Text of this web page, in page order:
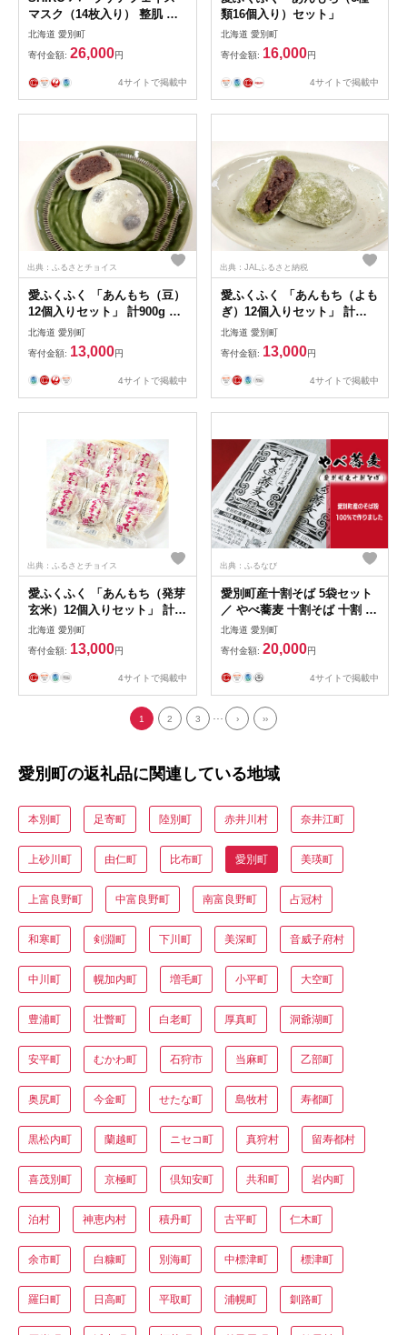
マスク（14枚入り） 整肌 ひ
きしめ 北海道 愛別町
北海道 愛別町
寄付金額: 26,000円
4サイトで掲載中
類16個入り）セット」
北海道 愛別町
寄付金額: 16,000円
4サイトで掲載中
出典：ふるさとチョイス
愛ふくふく 「あんもち（豆）
12個入りセット」 計900g 豆
まめ マメ 餅 もち モチ あん
もち 餡もち 餡モチ あん餅 あ
ん餅 あん餅 杵つき 餅米 もち
米 モチ米 国産
北海道 愛別町
寄付金額: 13,000円
4サイトで掲載中
出典：JALふるさと納税
愛ふくふく 「あんもち（よも
ぎ）12個入りセット」 計
900g よもぎ 蓬 ヨモギ 餅 も
ち モチ あんもち 餡もち 餡モ
チ あん餅 あん餅 あん餅 杵つ
き 餅米 もち米 モチ米 国産
北海道 愛別町
寄付金額: 13,000円
4サイトで掲載中
出典：ふるさとチョイス
愛ふくふく 「あんもち（発芽
玄米）12個入りセット」 計
900g 発芽玄米 玄米 げんまい
餅 もち モチ あんもち 餡もち
餡モチ あん餅 あん餅 あん餅
杵つき 餅米 もち米 モチ米 国
北海道 愛別町
寄付金額: 13,000円
4サイトで掲載中
出典：ふるなび
愛別町産十割そば 5袋セット
／ やべ蕎麦 十割そば 十割 蕎
麦 そば 麺 乾麺 そば粉100％
袋 コシ 時短 手軽 簡単 小分
け ストック 保存食 常温 国産
北海道 愛別町産
北海道 愛別町
寄付金額: 20,000円
4サイトで掲載中
1 2 3 › ››
愛別町の返礼品に関連している地域
本別町 足寄町 陸別町 赤井川村 奈井江町
上砂川町 由仁町 比布町 愛別町 美瑛町
上富良野町 中富良野町 南富良野町 占冠村
和寒町 剣淵町 下川町 美深町 音威子府村
中川町 幌加内町 増毛町 小平町 大空町
豊浦町 壮瞥町 白老町 厚真町 洞爺湖町
安平町 むかわ町 石狩市 当麻町 乙部町
奥尻町 今金町 せたな町 島牧村 寿都町
黒松内町 蘭越町 ニセコ町 真狩村 留寿都村
喜茂別町 京極町 倶知安町 共和町 岩内町
泊村 神恵内村 積丹町 古平町 仁木町
余市町 白糠町 別海町 中標津町 標津町
羅臼町 日高町 平取町 浦幌町 釧路町